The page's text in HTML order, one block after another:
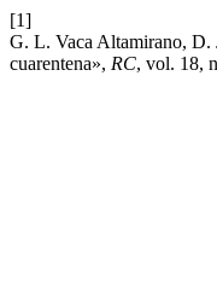
[1]
G. L. Vaca Altamirano, D.
cuarentena», RC, vol. 18,